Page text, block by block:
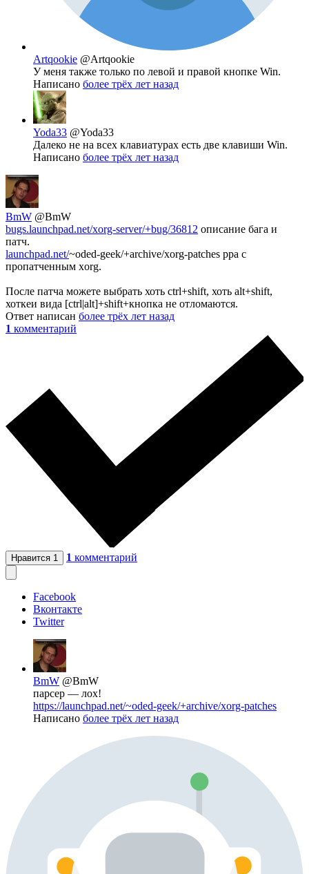
Artqookie @Artqookie
У меня также только по левой и правой кнопке Win.
Написано более трёх лет назад
Yoda33 @Yoda33
Далеко не на всех клавиатурах есть две клавиши Win.
Написано более трёх лет назад
BmW @BmW
bugs.launchpad.net/xorg-server/+bug/36812 описание бага и
патч.
launchpad.net/~oded-geek/+archive/xorg-patches ppa с
пропатченным xorg.
После патча можете выбрать хоть ctrl+shift, хоть alt+shift,
хоткеи вида [ctrl|alt]+shift+кнопка не отломаются.
Ответ написан более трёх лет назад
1 комментарий
Нравится 1 1 комментарий
Facebook
Вконтакте
Twitter
BmW @BmW
парсер — лох!
https://launchpad.net/~oded-geek/+archive/xorg-patches
Написано более трёх лет назад